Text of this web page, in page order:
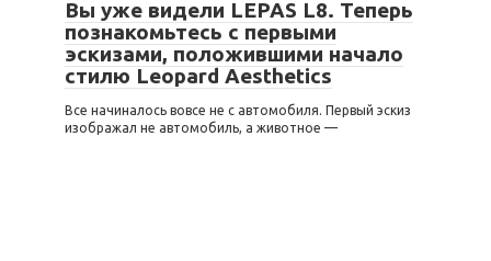
Вы уже видели LEPAS L8. Теперь
познакомьтесь с первыми
эскизами, положившими начало
стилю Leopard Aesthetics
Все начиналось вовсе не с автомобиля. Первый эскиз
изображал не автомобиль, а животное —